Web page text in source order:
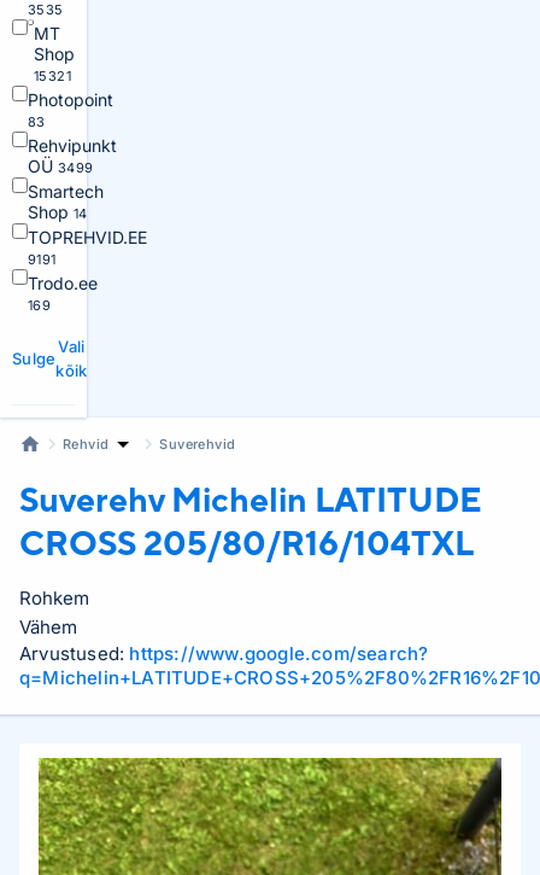
3535
MT
Shop
15321
Photopoint
83
Rehvipunkt
OÜ 3499
Smartech
Shop 14
TOPREHVID.EE
9191
Trodo.ee
169
Sulge
Vali
kõik
Rehvid Suverehvid
Suverehv Michelin LATITUDE
CROSS 205/80/R16/104TXL
Rohkem
Vähem
Arvustused: https://www.google.com/search?